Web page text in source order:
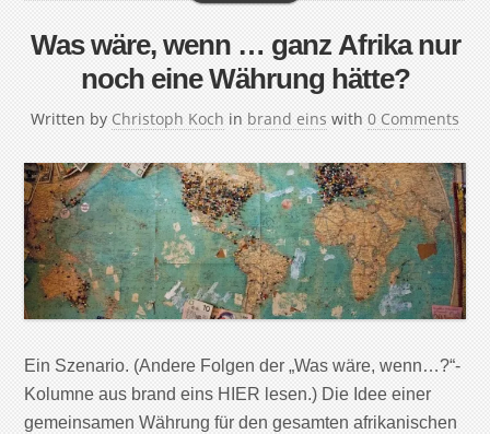
Was wäre, wenn … ganz Afrika nur
noch eine Währung hätte?
Written by Christoph Koch in brand eins with 0 Comments
Ein Szenario. (Andere Folgen der „Was wäre, wenn…?“-
Kolumne aus brand eins HIER lesen.) Die Idee einer
gemeinsamen Währung für den gesamten afrikanischen